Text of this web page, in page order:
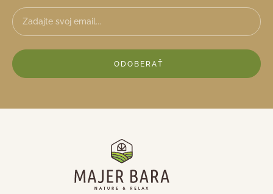
ODOBERAŤ